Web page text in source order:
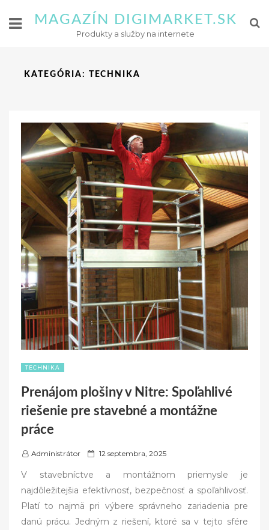
MAGAZÍN DIGIMARKET.SK
Produkty a služby na internete
KATEGÓRIA: TECHNIKA
TECHNIKA
Prenájom plošiny v Nitre: Spoľahlivé
riešenie pre stavebné a montážne
práce
Administrátor
P
t
e
d
12 septembra, 2025
V stavebníctve a montážnom priemysle je
najdôležitejšia efektívnosť, bezpečnosť a spoľahlivosť.
Platí to najmä pri výbere správneho zariadenia pre
danú prácu. Jedným z riešení, ktoré sa v tejto sfére